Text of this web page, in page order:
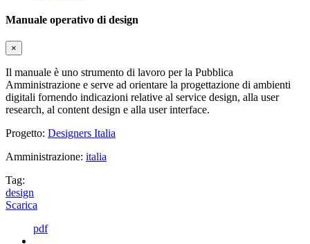
Manuale operativo di design
×
Il manuale è uno strumento di lavoro per la Pubblica
Amministrazione e serve ad orientare la progettazione di ambienti
digitali fornendo indicazioni relative al service design, alla user
research, al content design e alla user interface.
Progetto: Designers Italia
Amministrazione: italia
Tag:
design
Scarica
pdf